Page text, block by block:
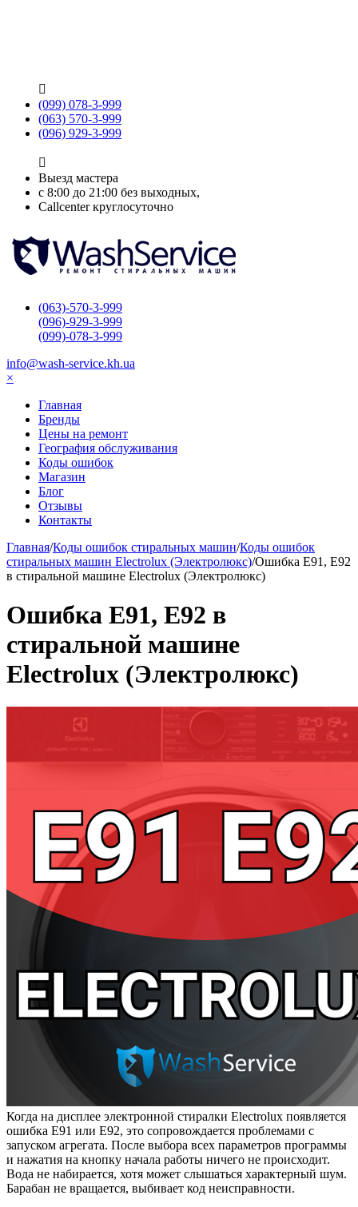

(099) 078-3-999
(063) 570-3-999
(096) 929-3-999

Выезд мастера
с 8:00 до 21:00 без выходных,
Callcenter круглосуточно
(063)-570-3-999
(096)-929-3-999
(099)-078-3-999
info@wash-service.kh.ua
×
Главная
Бренды
Цены на ремонт
География обслуживания
Коды ошибок
Магазин
Блог
Отзывы
Контакты
Главная/Коды ошибок стиральных машин/Коды ошибок
стиральных машин Electrolux (Электролюкс)/Ошибка Е91, Е92
в стиральной машине Electrolux (Электролюкс)
Ошибка Е91, Е92 в
стиральной машине
Electrolux (Электролюкс)
Когда на дисплее электронной стиралки Electrolux появляется
ошибка Е91 или Е92, это сопровождается проблемами с
запуском агрегата. После выбора всех параметров программы
и нажатия на кнопку начала работы ничего не происходит.
Вода не набирается, хотя может слышаться характерный шум.
Барабан не вращается, выбивает код неисправности.